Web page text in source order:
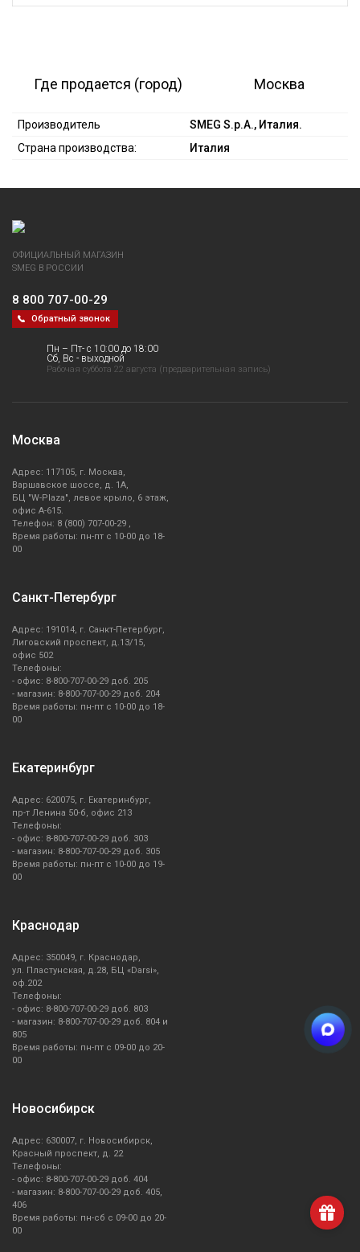
Где продается (город) Москва
Производитель
SMEG S.p.A., Италия.
Страна производства:
Италия
ОФИЦИАЛЬНЫЙ МАГАЗИН
SMEG В РОССИИ
8 800 707-00-29
Обратный звонок
Пн – Пт- с 10:00 до 18:00
Сб, Вс - выходной
Рабочая суббота 22 августа (предварительная запись)
Москва
Адрес: 117105, г. Москва,
Варшавское шоссе, д. 1А,
БЦ "W-Plaza", левое крыло, 6 этаж,
офис А-615.
Телефон: 8 (800) 707-00-29 ,
Время работы: пн-пт с 10-00 до 18-
00
Санкт-Петербург
Адрес: 191014, г. Санкт-Петербург,
Лиговский проспект, д.13/15,
офис 502
Телефоны:
- офис: 8-800-707-00-29 доб. 205
- магазин: 8-800-707-00-29 доб. 204
Время работы: пн-пт с 10-00 до 18-
00
Екатеринбург
Адрес: 620075, г. Екатеринбург,
пр-т Ленина 50-б, офис 213
Телефоны:
- офис: 8-800-707-00-29 доб. 303
- магазин: 8-800-707-00-29 доб. 305
Время работы: пн-пт с 10-00 до 19-
00
Краснодар
Адрес: 350049, г. Краснодар,
ул. Пластунская, д.28, БЦ «Darsi»,
оф.202
Телефоны:
- офис: 8-800-707-00-29 доб. 803
- магазин: 8-800-707-00-29 доб. 804 и
805
Время работы: пн-пт с 09-00 до 20-
00
Новосибирск
Адрес: 630007, г. Новосибирск,
Красный проспект, д. 22
Телефоны:
- офис: 8-800-707-00-29 доб. 404
- магазин: 8-800-707-00-29 доб. 405,
406
Время работы: пн-сб с 09-00 до 20-
00